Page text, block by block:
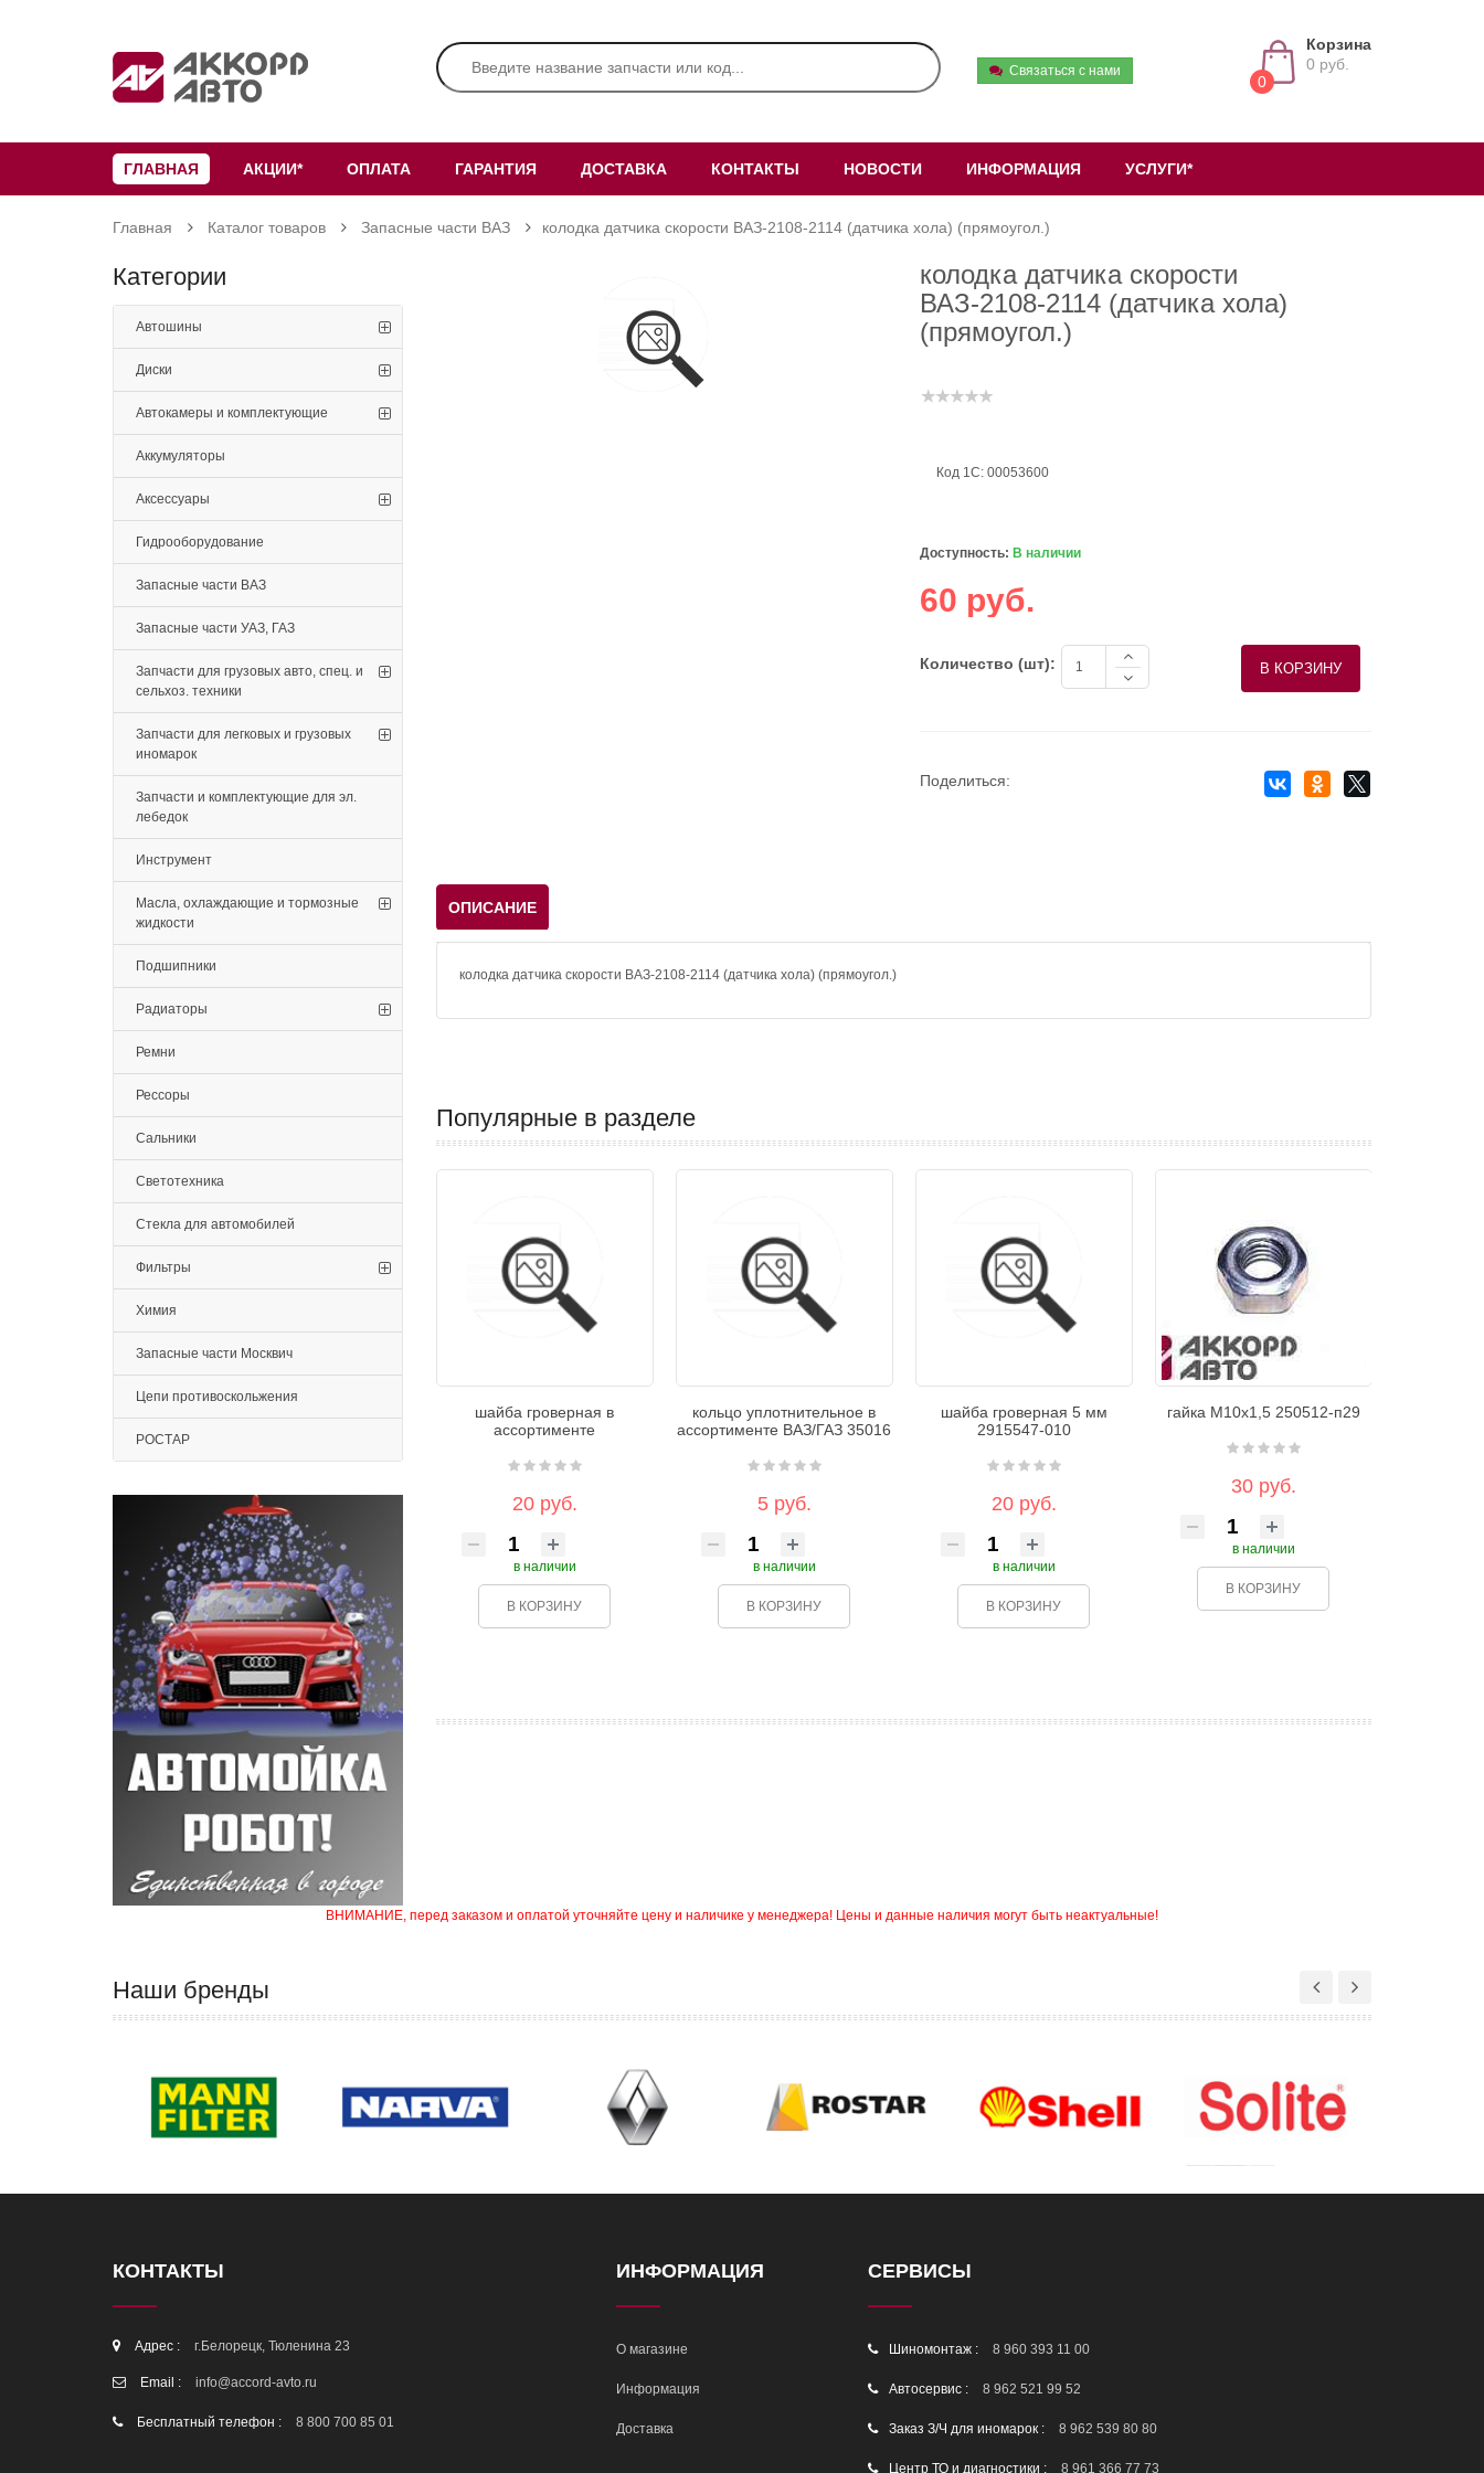
Связаться с нами
0
Корзина
0 руб.
ГЛАВНАЯ АКЦИИ* ОПЛАТА ГАРАНТИЯ ДОСТАВКА КОНТАКТЫ НОВОСТИ ИНФОРМАЦИЯ УСЛУГИ*
Главная Каталог товаров Запасные части ВАЗ колодка датчика скорости ВАЗ-2108-2114 (датчика хола) (прямоугол.)
Категории
Автошины
Диски
Автокамеры и комплектующие
Аккумуляторы
Аксессуары
Гидрооборудование
Запасные части ВАЗ
Запасные части УАЗ, ГАЗ
Запчасти для грузовых авто, спец. и
сельхоз. техники
Запчасти для легковых и грузовых
иномарок
Запчасти и комплектующие для эл.
лебедок
Инструмент
Масла, охлаждающие и тормозные
жидкости
Подшипники
Радиаторы
Ремни
Рессоры
Сальники
Светотехника
Стекла для автомобилей
Фильтры
Химия
Запасные части Москвич
Цепи противоскольжения
РОСТАР
колодка датчика скорости
ВАЗ-2108-2114 (датчика хола)
(прямоугол.)
Код 1С: 00053600
Доступность: В наличии
60 руб.
Количество (шт):
Поделиться:
ОПИСАНИЕ
колодка датчика скорости ВАЗ-2108-2114 (датчика хола) (прямоугол.)
Популярные в разделе
шайба гроверная в
ассортименте
20 руб.
в наличии
В КОРЗИНУ
кольцо уплотнительное в
ассортименте ВАЗ/ГАЗ 35016
5 руб.
в наличии
В КОРЗИНУ
шайба гроверная 5 мм
2915547-010
20 руб.
в наличии
В КОРЗИНУ
гайка М10х1,5 250512-п29
30 руб.
в наличии
В КОРЗИНУ
ВНИМАНИЕ, перед заказом и оплатой уточняйте цену и наличике у менеджера! Цены и данные наличия могут быть неактуальные!
Наши бренды
КОНТАКТЫ
Адрес : г.Белорецк, Тюленина 23
Email : info@accord-avto.ru
Бесплатный телефон : 8 800 700 85 01
ИНФОРМАЦИЯ
О магазине
Информация
Доставка
СЕРВИСЫ
Шиномонтаж : 8 960 393 11 00
Автосервис : 8 962 521 99 52
Заказ З/Ч для иномарок : 8 962 539 80 80
Центр ТО и диагностики : 8 961 366 77 73